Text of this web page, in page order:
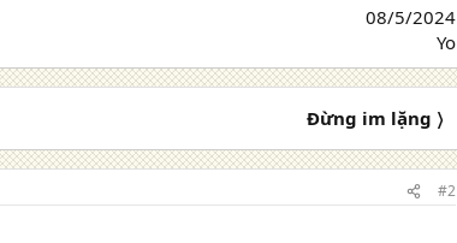
08/5/2024
Yo​
Đừng im lặng 〉
#2